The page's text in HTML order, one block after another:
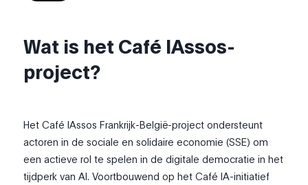
Wat is het Café IAssos-
project?
Het Café IAssos Frankrijk-België-project ondersteunt
actoren in de sociale en solidaire economie (SSE) om
een actieve rol te spelen in de digitale democratie in het
tijdperk van AI. Voortbouwend op het Café IA-initiatief